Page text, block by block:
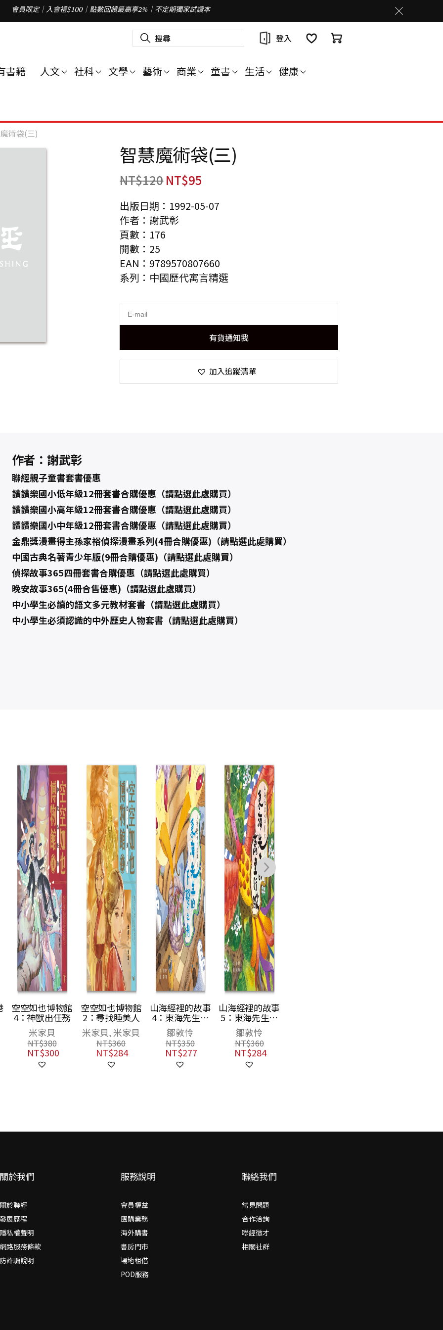
會員限定｜入會禮$100｜點數回饋最高享2%｜不定期獨家試讀本
搜
尋
字
登入
書籍 人文 社科 文學 藝術 商業 童書 生活 健康
術袋(三)
智慧魔術袋(三)
NT$120NT$95
出版日期：1992-05-07
作者：謝武彰
頁數：176
開數：25
EAN：9789570807660
系列：中國歷代寓言精選
有貨通知我
加入追蹤清單
作者：謝武彰
聯經親子童書套書優惠
讀讀樂國小低年級12冊套書合購優惠（請點選此處購買）
讀讀樂國小高年級12冊套書合購優惠（請點選此處購買）
讀讀樂國小中年級12冊套書合購優惠（請點選此處購買）
金鼎獎漫畫得主孫家裕偵探漫畫系列(4冊合購優惠)（請點選此處購買）
中國古典名著青少年版(9冊合購優惠)（請點選此處購買）
偵探故事365四冊套書合購優惠（請點選此處購買）
晚安故事365(4冊合售優惠)（請點選此處購買）
中小學生必讀的語文多元教材套書（請點選此處購買）
中小學生必須認識的中外歷史人物套書（請點選此處購買）
空空如也博物館
4：神獸出任務
米家貝
NT$380
NT$300
空空如也博物館
2：尋找睡美人
米家貝, 米家貝
NT$360
NT$284
山海經裡的故事
4：東海先生的
不繫之舟
鄒敦怜
NT$350
NT$277
山海經裡的故事
5：東海先生的
萬里行蹤
鄒敦怜
NT$360
NT$284
於我們
於聯經
展歷程
私權聲明
路服務條款
詐騙說明
服務說明
會員權益
團購業務
海外購書
書房門市
場地租借
POD服務
聯絡我們
常見問題
合作洽詢
聯經徵才
相關社群